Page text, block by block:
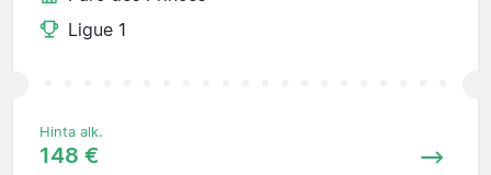
Ligue 1
Hinta alk.
148 €